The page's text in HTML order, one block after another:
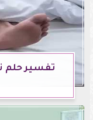
تفسير حلم